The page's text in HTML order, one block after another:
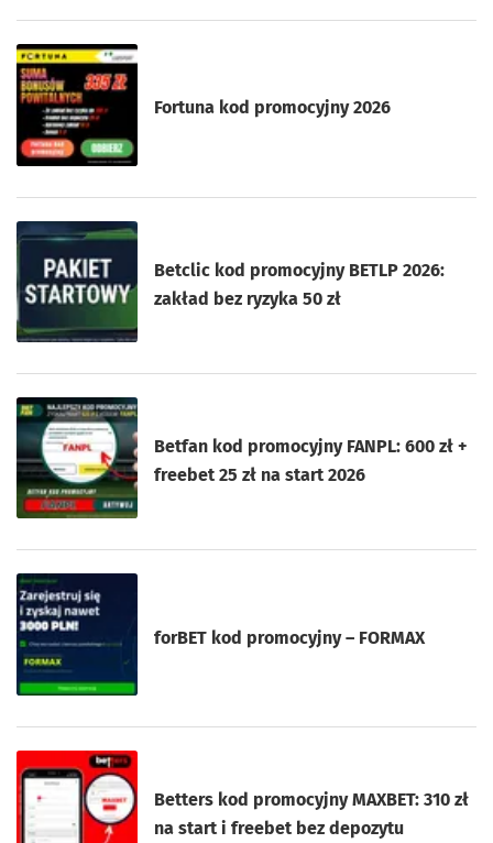
Fortuna kod promocyjny 2026
Betclic kod promocyjny BETLP 2026:
zakład bez ryzyka 50 zł
Betfan kod promocyjny FANPL: 600 zł +
freebet 25 zł na start 2026
forBET kod promocyjny – FORMAX
Betters kod promocyjny MAXBET: 310 zł
na start i freebet bez depozytu